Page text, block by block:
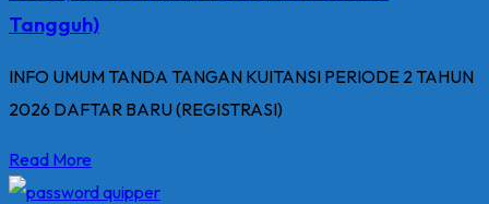
Tangguh)
INFO UMUM TANDA TANGAN KUITANSI PERIODE 2 TAHUN
2026 DAFTAR BARU (REGISTRASI)
Read More